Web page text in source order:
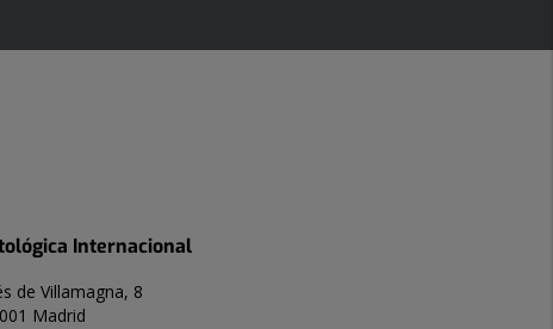
Internacional
de Villamagna, 8
Madrid